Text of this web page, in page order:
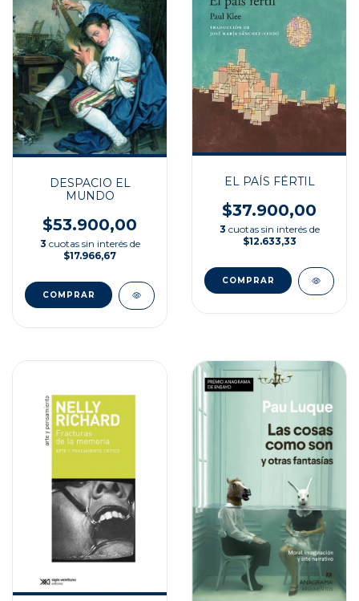
DESPACIO EL
MUNDO
$53.900,00
3 cuotas sin interés de
$17.966,67
EL PAÍS FÉRTIL
$37.900,00
3 cuotas sin interés de
$12.633,33